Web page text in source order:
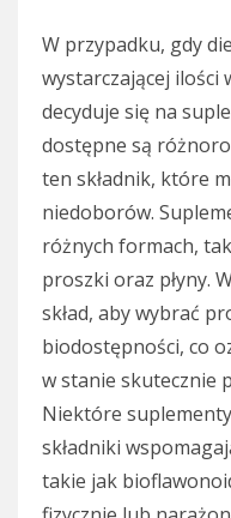
W przypadku, gdy
wystarczającej ilości
decyduje się na
dostępne są
ten składnik, które
niedoborów.
różnych formach,
proszki oraz płyny.
skład, aby wybrać
biodostępności, co
w stanie skutecznie
Niektóre
składniki
takie jak